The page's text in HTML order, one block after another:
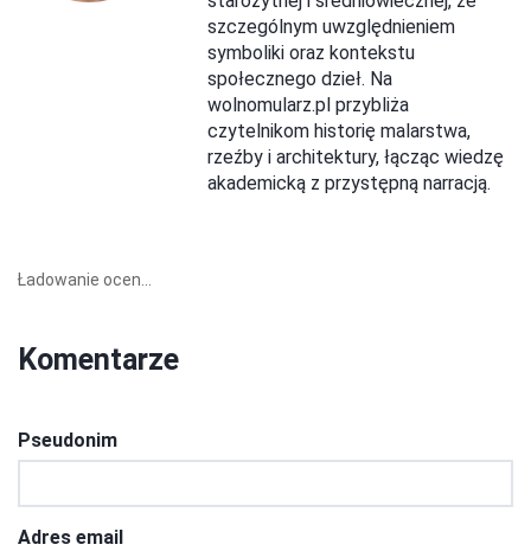
szczególnym uwzględnieniem
symboliki oraz kontekstu
społecznego dzieł. Na
wolnomularz.pl przybliża
czytelnikom historię malarstwa,
rzeźby i architektury, łącząc wiedzę
akademicką z przystępną narracją.
Ładowanie ocen...
Komentarze
Pseudonim
Adres email